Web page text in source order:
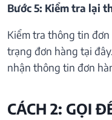
Bước 5: Kiểm tra lại
Kiểm tra thông tin
trạng đơn hàng tại
nhận thông tin đơn
CÁCH 2: GỌI